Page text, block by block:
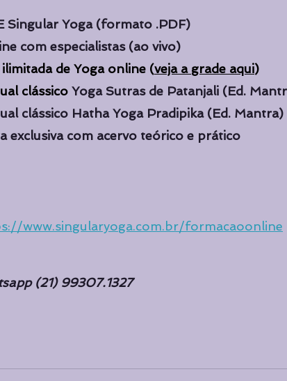
Singular Yoga (formato .PDF)
com especialistas (ao vivo)
de Yoga online (veja a grade aqui)
clássico Yoga Sutras de Patanjali (Ed.
clássico Hatha Yoga Pradipika (Ed. Mantra)
exclusiva com acervo teórico e prático
www.singularyoga.com.br/formacaoonline
(21) 99307.1327